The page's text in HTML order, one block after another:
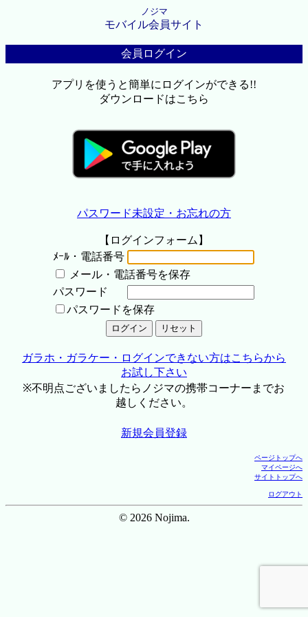
ノジマ
モバイル会員サイト
会員ログイン
アプリを使うと簡単にログインができる!!
ダウンロードはこちら
パスワード未設定・お忘れの方
【ログインフォーム】
ﾒｰﾙ・電話番号
メール・電話番号を保存
パスワード
パスワードを保存
ガラホ・ガラケー・ログインできない方はこちらから
お試し下さい
※不明点ございましたらノジマの携帯コーナーまでお
越しください。
新規会員登録
ページトップへ
マイページへ
サイトトップへ
ログアウト
© 2026 Nojima.